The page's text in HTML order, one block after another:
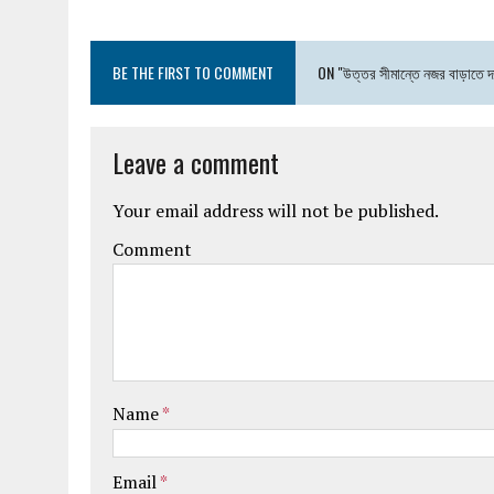
BE THE FIRST TO COMMENT ON "উত্তর সীমান্তে নজর বাড়াতে
Leave a comment
Your email address will not be published.
Comment
Name*
Email*